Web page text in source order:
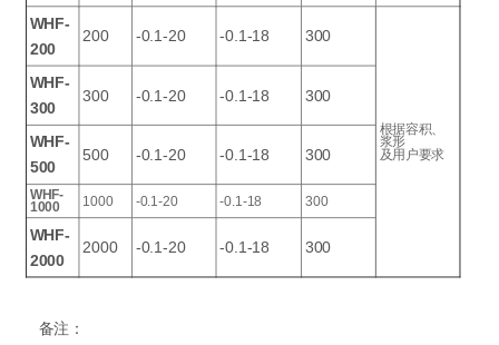
WHF-
200
200 -0.1-20 -0.1-18 300
根据容积、
浆形
及用户要求
WHF-
300
300 -0.1-20 -0.1-18 300
WHF-
500
500 -0.1-20 -0.1-18 300
WHF-
1000 1000 -0.1-20 -0.1-18 300
WHF-
2000
2000 -0.1-20 -0.1-18 300
备注：